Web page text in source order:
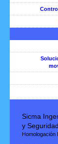
Sicma
y Seguridad.
Homologación